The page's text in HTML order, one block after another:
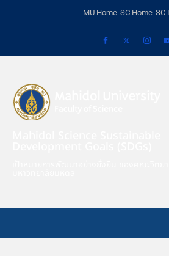
MU Home SC Home SC